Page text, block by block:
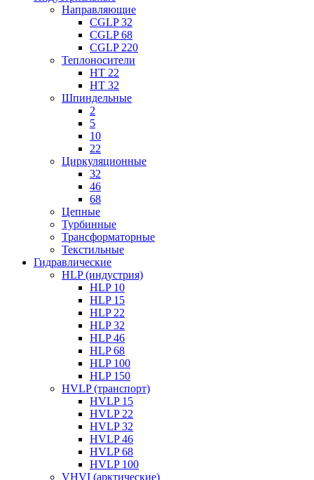
Направляющие
CGLP 32
CGLP 68
CGLP 220
Теплоносители
HT 22
HT 32
Шпиндельные
2
5
10
22
Циркуляционные
32
46
68
Цепные
Турбинные
Трансформаторные
Текстильные
Гидравлические
HLP (индустрия)
HLP 10
HLP 15
HLP 22
HLP 32
HLP 46
HLP 68
HLP 100
HLP 150
HVLP (транспорт)
HVLP 15
HVLP 22
HVLP 32
HVLP 46
HVLP 68
HVLP 100
VHVI (арктические)